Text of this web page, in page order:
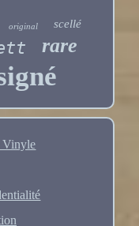
original scellé
rare
Vinyle